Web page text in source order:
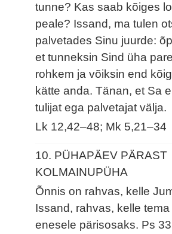
tunne? Kas saab kõiges
peale? Issand, ma tulen
palvetades Sinu juurde:
et tunneksin Sind üha
rohkem ja võiksin end
kätte anda. Tänan, et Sa
tulijat ega palvetajat välja.
Lk 12,42–48; Mk 5,21–34
10. PÜHAPÄEV PÄRAST
KOLMAINUPÜHA
Õnnis on rahvas, kelle
Issand, rahvas, kelle
enesele pärisosaks. Ps